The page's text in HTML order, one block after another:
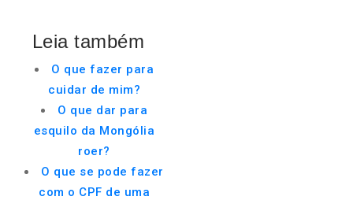
Leia também
O que fazer para
cuidar de mim?
O que dar para
esquilo da Mongólia
roer?
O que se pode fazer
com o CPF de uma